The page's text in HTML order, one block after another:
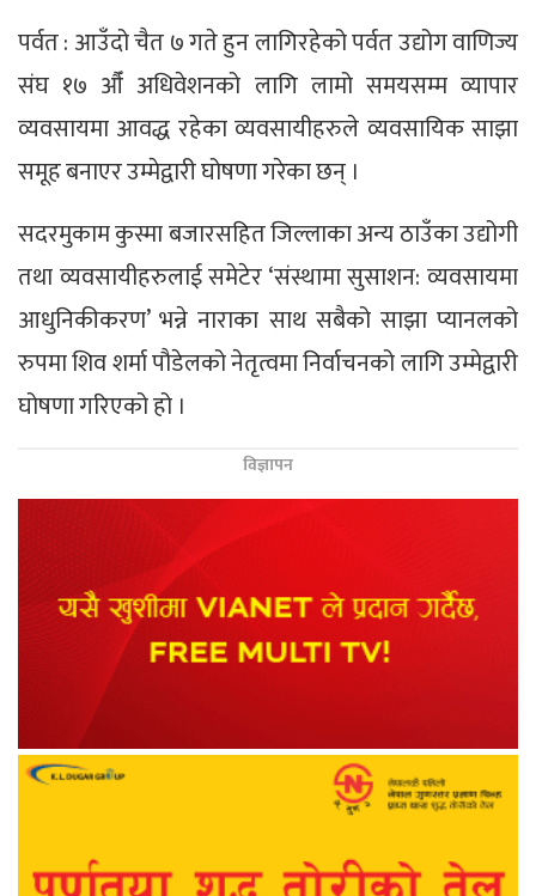
पर्वत : आउँदो चैत ७ गते हुन लागिरहेको पर्वत उद्योग वाणिज्य
संघ १७ औँ अधिवेशनको लागि लामो समयसम्म व्यापार
व्यवसायमा आवद्ध रहेका व्यवसायीहरुले व्यवसायिक साझा
समूह बनाएर उम्मेद्वारी घोषणा गरेका छन् ।
सदरमुकाम कुस्मा बजारसहित जिल्लाका अन्य ठाउँका उद्योगी
तथा व्यवसायीहरुलाई समेटेर ‘संस्थामा सुसाशन: व्यवसायमा
आधुनिकीकरण’ भन्ने नाराका साथ सबैको साझा प्यानलको
रुपमा शिव शर्मा पौडेलको नेतृत्वमा निर्वाचनको लागि उम्मेद्वारी
घोषणा गरिएको हो ।
विज्ञापन